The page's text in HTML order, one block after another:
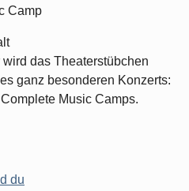
Camp
das Theaterstübchen
ganz besonderen Konzerts:
Music Camps.
du